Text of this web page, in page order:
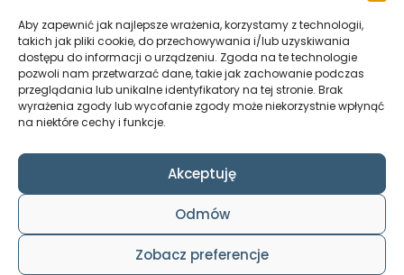
Aby zapewnić jak najlepsze wrażenia, korzystamy z technologii,
takich jak pliki cookie, do przechowywania i/lub uzyskiwania
dostępu do informacji o urządzeniu. Zgoda na te technologie
pozwoli nam przetwarzać dane, takie jak zachowanie podczas
przeglądania lub unikalne identyfikatory na tej stronie. Brak
wyrażenia zgody lub wycofanie zgody może niekorzystnie wpłynąć
na niektóre cechy i funkcje.
Akceptuję
Odmów
Zobacz preferencje
METODY PŁATNOŚCI
COPYRIGHT © 2024 by ADWENTO ŁUKASZ
WIECZOREK / ALL RIGHTS RESERVED
DESIGN & CODE BY
FOXSTUDIO